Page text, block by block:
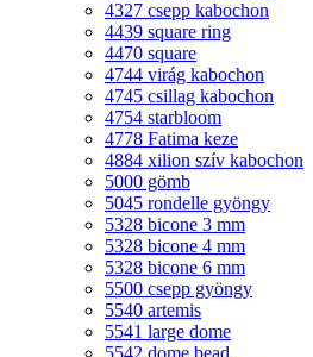
4327 csepp kabochon
4439 square ring
4470 square
4744 virág kabochon
4745 csillag kabochon
4754 starbloom
4778 Fatima keze
4884 xilion szív kabochon
5000 gömb
5045 rondelle gyöngy
5328 bicone 3 mm
5328 bicone 4 mm
5328 bicone 6 mm
5500 csepp gyöngy
5540 artemis
5541 large dome